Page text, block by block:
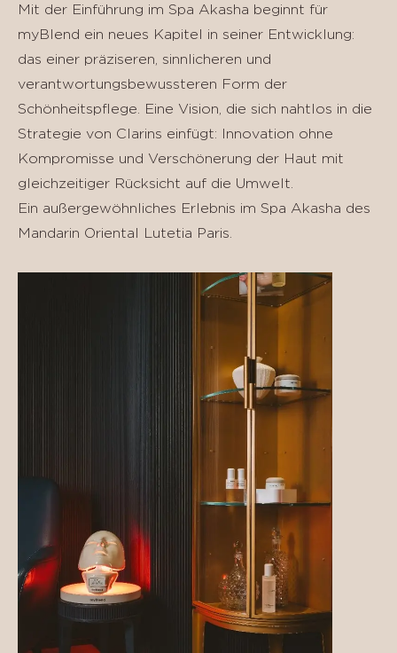
Mit der Einführung im Spa Akasha beginnt für
myBlend ein neues Kapitel in seiner Entwicklung:
das einer präziseren, sinnlicheren und
verantwortungsbewussteren Form der
Schönheitspflege. Eine Vision, die sich nahtlos in die
Strategie von Clarins einfügt: Innovation ohne
Kompromisse und Verschönerung der Haut mit
gleichzeitiger Rücksicht auf die Umwelt.
Ein außergewöhnliches Erlebnis im Spa Akasha des
Mandarin Oriental Lutetia Paris.